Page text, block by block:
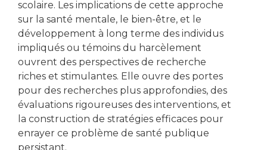
scolaire. Les implications de cette approche
sur la santé mentale, le bien-être, et le
développement à long terme des individus
impliqués ou témoins du harcèlement
ouvrent des perspectives de recherche
riches et stimulantes. Elle ouvre des portes
pour des recherches plus approfondies, des
évaluations rigoureuses des interventions, et
la construction de stratégies efficaces pour
enrayer ce problème de santé publique
persistant.